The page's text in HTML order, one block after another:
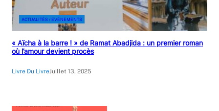
ACTUALITÉS / EVÉNEMENTS
« Aïcha à la barre ! » de Ramat Abadjida : un premier roman
où l’amour devient procès
Livre Du LivreJuillet 13, 2025